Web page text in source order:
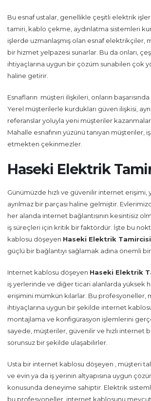
Bu esnaf ustalar, genellikle çeşitli elektrik
tamiri, kablo çekme, aydınlatma sistemleri
işlerde uzmanlaşmış olan esnaf elektrikçiler,
bir hizmet yelpazesi sunarlar. Bu da onları,
ihtiyaçlarına uygun bir çözüm sunabilen çok
haline getirir.
Esnafların müşteri ilişkileri, onların
Yerel müşterilerle kurdukları güven ilişkisi,
referanslar yoluyla yeni müşteriler
Mahalle esnafının yüzünü tanıyan müşteriler,
etmekten çekinmezler.
Haseki Elektrik
Günümüzde hızlı ve güvenilir internet erişimi,
ayrılmaz bir parçası haline gelmiştir.
her alanda internet bağlantısının kesintisiz
iş süreçleri için kritik bir faktördür. İşte bu
kablosu döşeyen Haseki Elektrik Tamircisi
güçlü bir bağlantıyı sağlamak adına önemli
Internet kablosu döşeyen Haseki Elektrik
iş yerlerinde ve diğer ticari alanlarda yüksek
erişimini mümkün kılarlar. Bu profesyoneller,
ihtiyaçlarına uygun bir şekilde internet
montajlama ve konfigürasyon işlemlerini
sayede, müşteriler, güvenilir ve hızlı internet
sorunsuz bir şekilde ulaşabilirler.
Usta bir internet kablosu döşeyen , müşteri
ve evin ya da iş yerinin altyapısına uygun
konusunda deneyime sahiptir. Elektrik
bu profesyoneller, internet kablosunu mevcut